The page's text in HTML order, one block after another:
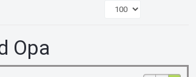
Opa